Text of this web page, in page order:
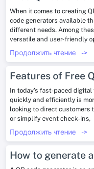
When it comes to creating
code generators available
different needs. Among
versatile and user-friendly
Продолжить чтение ->
Features of Free
In today’s fast-paced
quickly and efficiently is
looking to direct customers
or simplify event check-ins,
Продолжить чтение ->
How to generate